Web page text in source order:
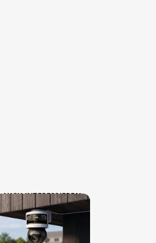
INTERESSIEREN: